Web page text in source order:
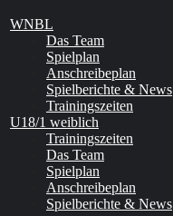
WNBL
Das Team
Spielplan
Anschreibeplan
Spielberichte & News
Trainingszeiten
U18/1 weiblich
Trainingszeiten
Das Team
Spielplan
Anschreibeplan
Spielberichte & News